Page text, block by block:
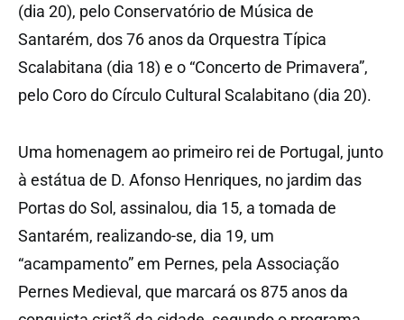
(dia 20), pelo Conservatório de Música de
Santarém, dos 76 anos da Orquestra Típica
Scalabitana (dia 18) e o “Concerto de Primavera”,
pelo Coro do Círculo Cultural Scalabitano (dia 20).
Uma homenagem ao primeiro rei de Portugal, junto
à estátua de D. Afonso Henriques, no jardim das
Portas do Sol, assinalou, dia 15, a tomada de
Santarém, realizando-se, dia 19, um
“acampamento” em Pernes, pela Associação
Pernes Medieval, que marcará os 875 anos da